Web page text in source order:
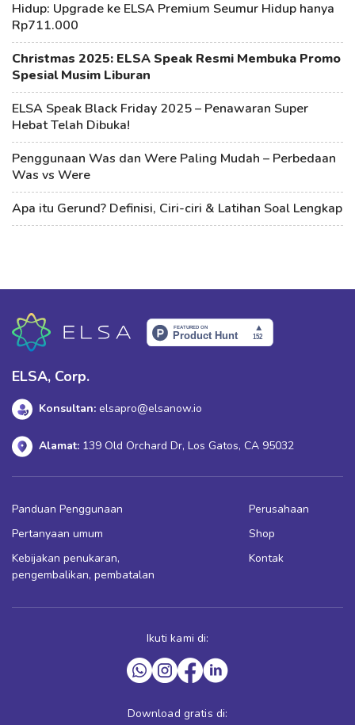
Hidup: Upgrade ke ELSA Premium Seumur Hidup hanya
Rp711.000
Christmas 2025: ELSA Speak Resmi Membuka Promo
Spesial Musim Liburan
ELSA Speak Black Friday 2025 – Penawaran Super
Hebat Telah Dibuka!
Penggunaan Was dan Were Paling Mudah – Perbedaan
Was vs Were
Apa itu Gerund? Definisi, Ciri-ciri & Latihan Soal Lengkap
ELSA, Corp.
Konsultan: elsapro@elsanow.io
Alamat: 139 Old Orchard Dr, Los Gatos, CA 95032
Panduan Penggunaan
Pertanyaan umum
Kebijakan penukaran,
pengembalikan, pembatalan
Perusahaan
Shop
Kontak
Ikuti kami di:
Download gratis di: